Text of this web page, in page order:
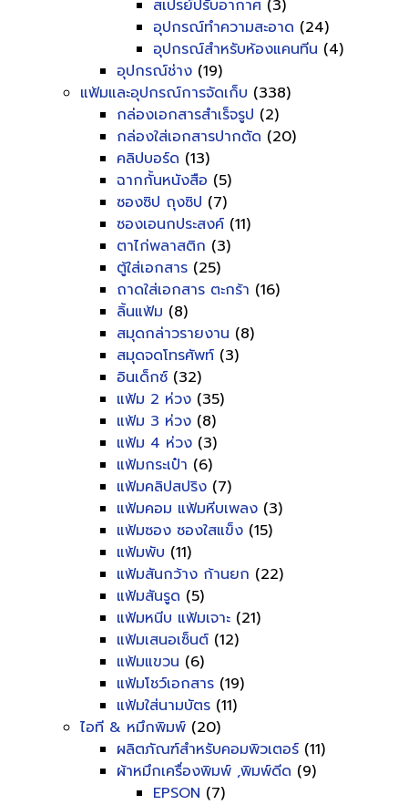
สเปรย์ปรับอากาศ (3)
อุปกรณ์ทำความสะอาด (24)
อุปกรณ์สำหรับห้องแคนทีน (4)
อุปกรณ์ช่าง (19)
แฟ้มและอุปกรณ์การจัดเก็บ (338)
กล่องเอกสารสำเร็จรูป (2)
กล่องใส่เอกสารปากตัด (20)
คลิปบอร์ด (13)
ฉากกั้นหนังสือ (5)
ซองซิป ถุงซิป (7)
ซองเอนกประสงค์ (11)
ตาไก่พลาสติก (3)
ตู้ใส่เอกสาร (25)
ถาดใส่เอกสาร ตะกร้า (16)
ลิ้นแฟ้ม (8)
สมุดกล่าวรายงาน (8)
สมุดจดโทรศัพท์ (3)
อินเด็กซ์ (32)
แฟ้ม 2 ห่วง (35)
แฟ้ม 3 ห่วง (8)
แฟ้ม 4 ห่วง (3)
แฟ้มกระเป๋า (6)
แฟ้มคลิปสปริง (7)
แฟ้มคอม แฟ้มหีบเพลง (3)
แฟ้มซอง ซองใสแข็ง (15)
แฟ้มพับ (11)
แฟ้มสันกว้าง ก้านยก (22)
แฟ้มสันรูด (5)
แฟ้มหนีบ แฟ้มเจาะ (21)
แฟ้มเสนอเซ็นต์ (12)
แฟ้มแขวน (6)
แฟ้มโชว์เอกสาร (19)
แฟ้มใส่นามบัตร (11)
ไอที & หมึกพิมพ์ (20)
ผลิตภัณฑ์สำหรับคอมพิวเตอร์ (11)
ผ้าหมึกเครื่องพิมพ์ ,พิมพ์ดีด (9)
EPSON (7)